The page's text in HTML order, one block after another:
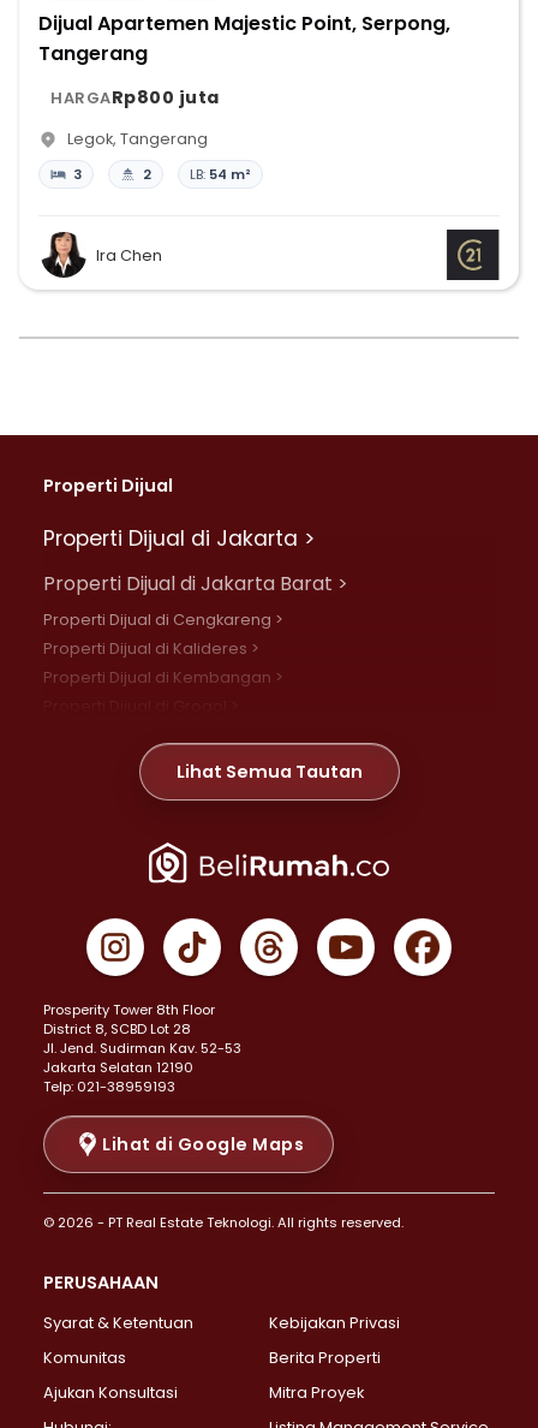
Dijual Apartemen Majestic Point, Serpong,
Tangerang
HARGARp800 juta
Legok, Tangerang
3 2 LB: 54 m²
Ira Chen
Properti Dijual
Properti Dijual di Jakarta >
Properti Dijual di Jakarta Barat >
Properti Dijual di Cengkareng >
Properti Dijual di Kalideres >
Properti Dijual di Kembangan >
Properti Dijual di Meruya >
Properti Dijual di Jelambar >
Properti Dijual di Jakarta Pusat >
Properti Dijual di Gambir >
Properti Dijual di Johar Baru >
Properti Dijual di Menteng >
Properti Dijual di Senen >
Properti Dijual di Tanah Abang >
Properti Dijual di Cikini >
Properti Dijual di Kramat >
Properti Dijual di Pasar Baru >
Properti Dijual di Bendungan Hilir >
Properti Dijual di Jakarta Selatan >
Properti Dijual di Lebak Bulus >
Properti Dijual di Gandaria Selatan >
Properti Dijual di Pondok Labu >
Lihat Semua Tautan
Prosperity Tower 8th Floor
District 8, SCBD Lot 28
JI. Jend. Sudirman Kav. 52-53
Jakarta Selatan 12190
Telp: 021-38959193
Lihat di Google Maps
© 2026 - PT Real Estate Teknologi. All rights reserved.
PERUSAHAAN
Syarat & Ketentuan
Kebijakan Privasi
Komunitas
Berita Properti
Ajukan Konsultasi
Mitra Proyek